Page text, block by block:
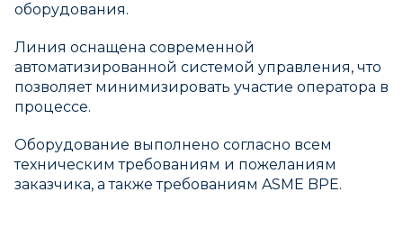
оборудования.
Линия оснащена современной
автоматизированной системой управления, что
позволяет минимизировать участие оператора в
процессе.
Оборудование выполнено согласно всем
техническим требованиям и пожеланиям
заказчика, а также требованиям ASME BPE.